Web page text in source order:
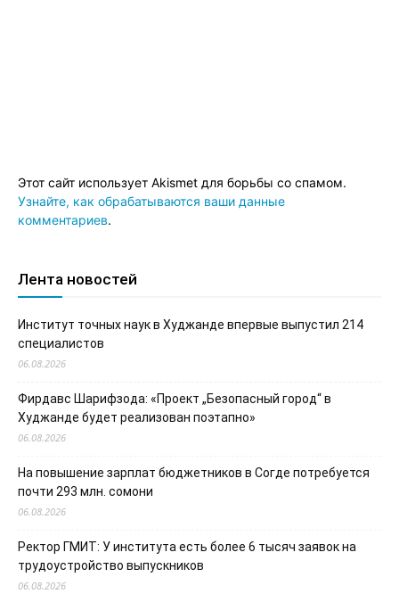
Этот сайт использует Akismet для борьбы со спамом.
Узнайте, как обрабатываются ваши данные
комментариев.
Лента новостей
Институт точных наук в Худжанде впервые выпустил 214
специалистов
06.08.2026
Фирдавс Шарифзода: «Проект „Безопасный город“ в
Худжанде будет реализован поэтапно»
06.08.2026
На повышение зарплат бюджетников в Согде потребуется
почти 293 млн. сомони
06.08.2026
Ректор ГМИТ: У института есть более 6 тысяч заявок на
трудоустройство выпускников
06.08.2026